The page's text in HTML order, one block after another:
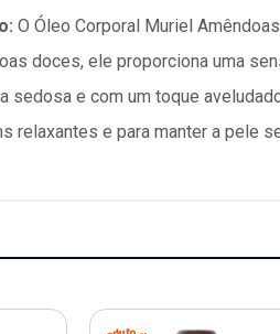
O Óleo Corporal Muriel
doces, ele proporciona uma
sedosa e com um toque
relaxantes e para manter a pele